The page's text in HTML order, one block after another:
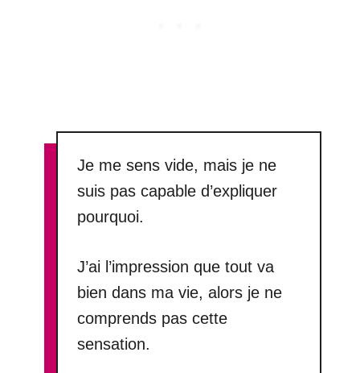
Je me sens vide, mais je ne
suis pas capable d’expliquer
pourquoi.
J’ai l’impression que tout va
bien dans ma vie, alors je ne
comprends pas cette
sensation.